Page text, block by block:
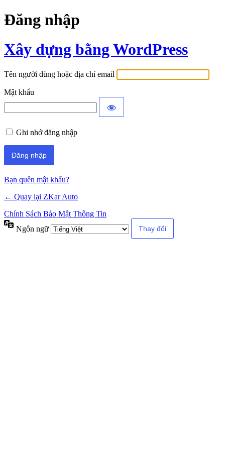
Đăng nhập
Xây dựng bằng WordPress
Tên người dùng hoặc địa chỉ email
Mật khẩu
Ghi nhớ đăng nhập
Bạn quên mật khẩu?
← Quay lại ZKar Auto
Chính Sách Bảo Mật Thông Tin
Ngôn ngữ